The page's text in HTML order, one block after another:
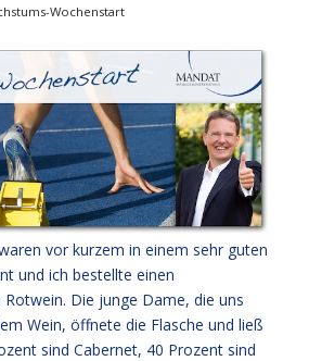
Wochenstart
vor kurzem in einem sehr guten
und ich bestellte einen
Die junge Dame, die uns
Wein, öffnete die Flasche und ließ
sind Cabernet, 40 Prozent sind